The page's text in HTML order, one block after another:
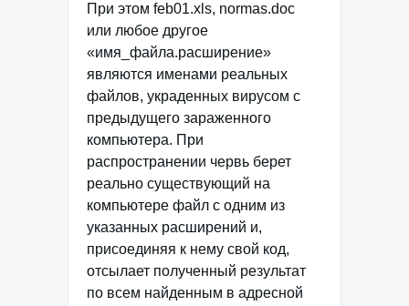
При этом feb01.xls, normas.doc
или любое другое
«имя_файла.расширение»
являются именами реальных
файлов, украденных вирусом с
предыдущего зараженного
компьютера. При
распространении червь берет
реально существующий на
компьютере файл с одним из
указанных расширений и,
присоединяя к нему свой код,
отсылает полученный результат
по всем найденным в адресной